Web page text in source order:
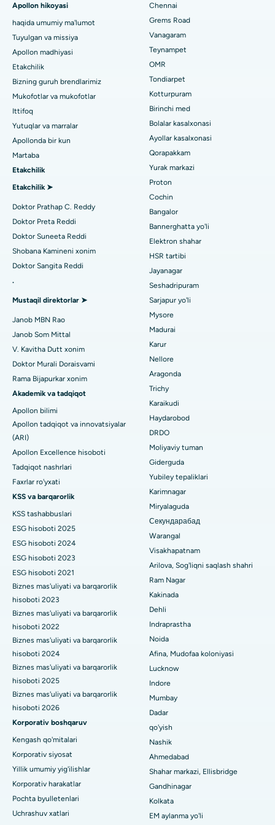
Tish shifokorini toping
Pediatrni toping
Dermatologni toping
Urologni toping
Diabetologni toping
Ginekologni toping
Umumiy shifokorni toping
Psixologni toping
Umumiy jarrohni toping
Paschim Boragaon, Guwahati shahridagi eng yaxshi shifoxona
Chennaydagi PH Roaddagi eng yaxshi kasalxona
Chennaydagi ming chiroqlardagi eng yaxshi yurak markazi
Jubilee Hillsdagi eng yaxshi kasalxona, Haydarobod
Tondiarpet, Chennai shahridagi eng yaxshi shifoxona
Kotturpuram, Chennai shahridagi eng yaxshi shifoxona
Kovai yo'lidagi eng yaxshi kasalxona, Karur
Karapakkam, Chennaydagi eng yaxshi shifoxona
Arilova, Vizagdagi eng yaxshi shifoxona
Kanpur yo'lidagi eng yaxshi kasalxona, Laknau
Noida shtatidagi 26-sektordagi eng yaxshi shifoxona
Gandhinagar, Ahmedabaddagi eng yaxshi shifoxona
Aragonda, Andhra Pradeshdagi eng yaxshi shifoxona
Bannerghatta yo'lidagi eng yaxshi kasalxona, Bangalor
Bhubaneswardagi 15-bo'limdagi eng yaxshi kasalxona
Bilaspurdagi Seepat yo'lidagi eng yaxshi kasalxona
Ahmedabaddagi Ellisbridge shahridagi eng yaxshi shifoxona
Nyu-Dehlidagi eng yaxshi shifoxona
DRDO, Haydaroboddagi eng yaxshi shifoxona
GS Road, Guwahati shahridagi eng yaxshi kasalxona
Hyderguda, Haydaroboddagi eng yaxshi shifoxona
Vijay Nagar, Indoredagi eng yaxshi shifoxona
Suryaraopeta Main Road, Kakinadadagi eng yaxshi kasalxona
Kalkutta shahridagi Kanal aylanma yo'lidagi eng yaxshi
shifoxona
CBD Belapur, Navi Mumbaydagi eng yaxshi shifoxona
Panchavati, Nashikdagi eng yaxshi shifoxona
Sekunderabad, Haydaroboddagi eng yaxshi shifoxona
Seshadripuramdagi eng yaxshi kasalxona, Bangalor
Waltair Main Road, Visakhapatnamdagi eng yaxshi shifoxona
Subhash Nagar yo'lidagi eng yaxshi kasalxona, Karimnagar
Managari, Karaikudi shahridagi eng yaxshi shifoxona
Arepally, Warangaldagi eng yaxshi shifoxona
Arera koloniyasidagi eng yaxshi kasalxona, Bhopal
Sleeve gastrektomi
Lasik jarrohlik
Rinoplastika
liposuction
Koroner angiografiya
Transkateter Aorta valfini almashtirish
MitraClip vana ta'mirlash
Kateterni yo'q qilish
Orqaga elkalarni almashtirish
Bachadon arteriyasi embolizatsiyasi
Ko'krak bezi saratoni operatsiyasi
Brakiterapiya
kolonoskopiya
Polipektomiya
Mulohaza miya stimulyatsiyasi
Buyrak biopsiyasi
Paratiroidektomiya
Sitoreduktiv jarrohlik
Seramika bilan umumiy tizzani almashtirish
ERCP
Apollon hikoyasi
haqida umumiy ma'lumot
Tuyulgan va missiya
Apollon madhiyasi
Etakchilik
Bizning guruh brendlarimiz
Mukofotlar va mukofotlar
Ittifoq
Yutuqlar va marralar
Apollonda bir kun
Martaba
Etakchilik
Etakchilik ➤
Doktor Prathap C. Reddy
Doktor Preta Reddi
Doktor Suneeta Reddi
Shobana Kamineni xonim
Doktor Sangita Reddi
.
Mustaqil direktorlar ➤
Janob MBN Rao
Janob Som Mittal
V. Kavitha Dutt xonim
Doktor Murali Doraisvami
Rama Bijapurkar xonim
Akademik va tadqiqot
Apollon bilimi
Apollon tadqiqot va innovatsiyalar
(ARI)
Apollon Excellence hisoboti
Tadqiqot nashrlari
Faxrlar ro'yxati
KSS va barqarorlik
KSS tashabbuslari
ESG hisoboti 2025
ESG hisoboti 2024
ESG hisoboti 2023
ESG hisoboti 2021
Biznes mas'uliyati va barqarorlik
hisoboti 2023
Biznes mas'uliyati va barqarorlik
hisoboti 2022
Biznes mas'uliyati va barqarorlik
hisoboti 2024
Biznes mas'uliyati va barqarorlik
hisoboti 2025
Biznes mas'uliyati va barqarorlik
hisoboti 2026
Korporativ boshqaruv
Kengash qo'mitalari
Korporativ siyosat
Yillik umumiy yig'ilishlar
Korporativ harakatlar
Pochta byulletenlari
Uchrashuv xatlari
Chennai
Grems Road
Vanagaram
Teynampet
OMR
Tondiarpet
Kotturpuram
Birinchi med
Bolalar kasalxonasi
Ayollar kasalxonasi
Qorapakkam
Yurak markazi
Proton
Cochin
Bangalor
Bannerghatta yo'li
Elektron shahar
HSR tartibi
Jayanagar
Seshadripuram
Sarjapur yo'li
Mysore
Madurai
Karur
Nellore
Aragonda
Trichy
Karaikudi
Haydarobod
DRDO
Moliyaviy tuman
Giderguda
Yubiley tepaliklari
Karimnagar
Miryalaguda
Секундарабад
Warangal
Visakhapatnam
Arilova, Sog'liqni saqlash shahri
Ram Nagar
Kakinada
Dehli
Indraprastha
Noida
Afina, Mudofaa koloniyasi
Lucknow
Indore
Mumbay
Dadar
qo'yish
Nashik
Ahmedabad
Shahar markazi, Ellisbridge
Gandhinagar
Kolkata
EM aylanma yo'li